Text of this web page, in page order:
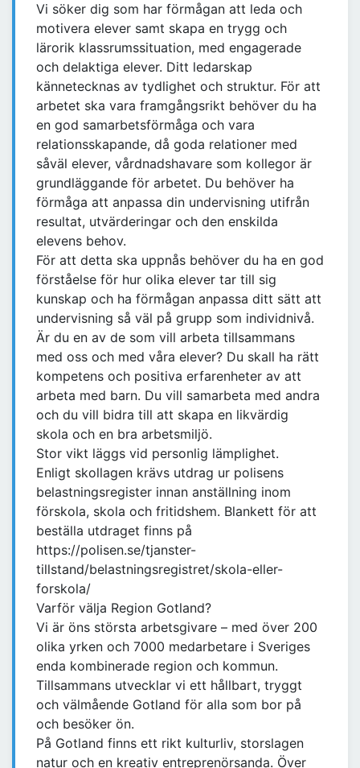
Vi söker dig som har förmågan att leda och
motivera elever samt skapa en trygg och
lärorik klassrumssituation, med engagerade
och delaktiga elever. Ditt ledarskap
kännetecknas av tydlighet och struktur. För att
arbetet ska vara framgångsrikt behöver du ha
en god samarbetsförmåga och vara
relationsskapande, då goda relationer med
såväl elever, vårdnadshavare som kollegor är
grundläggande för arbetet. Du behöver ha
förmåga att anpassa din undervisning utifrån
resultat, utvärderingar och den enskilda
elevens behov.
För att detta ska uppnås behöver du ha en god
förståelse för hur olika elever tar till sig
kunskap och ha förmågan anpassa ditt sätt att
undervisning så väl på grupp som individnivå.
Är du en av de som vill arbeta tillsammans
med oss och med våra elever? Du skall ha rätt
kompetens och positiva erfarenheter av att
arbeta med barn. Du vill samarbeta med andra
och du vill bidra till att skapa en likvärdig
skola och en bra arbetsmiljö.
Stor vikt läggs vid personlig lämplighet.
Enligt skollagen krävs utdrag ur polisens
belastningsregister innan anställning inom
förskola, skola och fritidshem. Blankett för att
beställa utdraget finns på
https://polisen.se/tjanster-
tillstand/belastningsregistret/skola-eller-
forskola/
Varför välja Region Gotland?
Vi är öns största arbetsgivare – med över 200
olika yrken och 7000 medarbetare i Sveriges
enda kombinerade region och kommun.
Tillsammans utvecklar vi ett hållbart, tryggt
och välmående Gotland för alla som bor på
och besöker ön.
På Gotland finns ett rikt kulturliv, storslagen
natur och en kreativ entreprenörsanda. Över